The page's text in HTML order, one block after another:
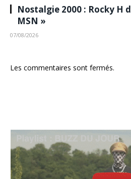
Nostalgie 2000 : Rocky H
MSN »
07/08/2026
Les commentaires sont fermés.